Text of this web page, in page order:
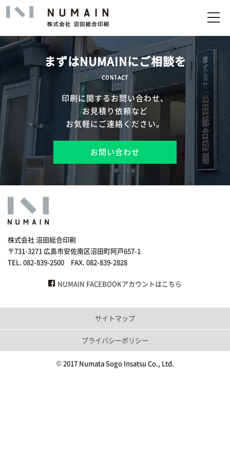
トップ
サービス
実績
企業情報
アップロード
まずはNUMAINにご相談を
CONTACT
印刷に関するお問い合わせ、
お見積り依頼など
お気軽にご連絡ください。
お問い合わせ
株式会社 沼田総合印刷
〒731-3271 広島市安佐南区沼田町阿戸657-1
TEL. 082-839-2500 FAX. 082-839-2828
NUMAIN FACEBOOKアカウントはこちら
サイトマップ
プライバシーポリシー
© 2017 Numata Sogo Insatsu Co., Ltd.